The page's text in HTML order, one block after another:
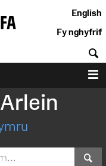
English
Fy nghyfrif